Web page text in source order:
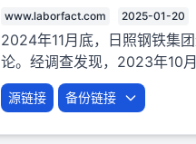
www.laborfact.com 2025-01-20
2024年11月底，日照钢铁集
论。经调查发现，2023年10
源链接 备份链接